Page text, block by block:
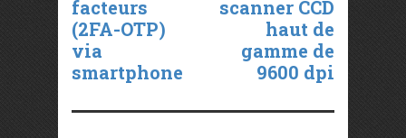
facteurs
(2FA-OTP)
via
smartphone
scanner CCD
haut de
gamme de
9600 dpi